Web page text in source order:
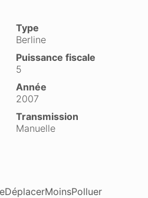
Type
Berline
Puissance fiscale
5
Année
2007
Transmission
Manuelle